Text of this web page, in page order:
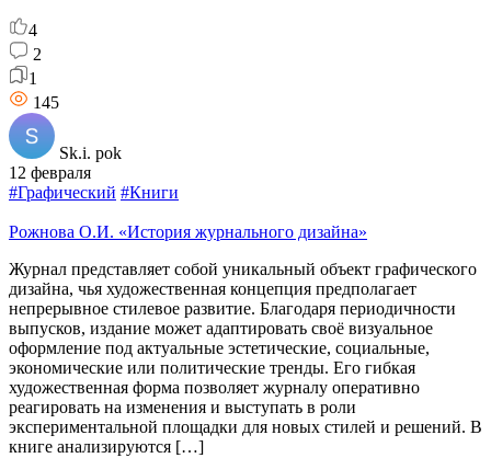
4
2
1
145
Sk.i. pok
12 февраля
#Графический #Книги
Рожнова О.И. «История журнального дизайна»
Журнал представляет собой уникальный объект графического
дизайна, чья художественная концепция предполагает
непрерывное стилевое развитие. Благодаря периодичности
выпусков, издание может адаптировать своё визуальное
оформление под актуальные эстетические, социальные,
экономические или политические тренды. Его гибкая
художественная форма позволяет журналу оперативно
реагировать на изменения и выступать в роли
экспериментальной площадки для новых стилей и решений. В
книге анализируются […]